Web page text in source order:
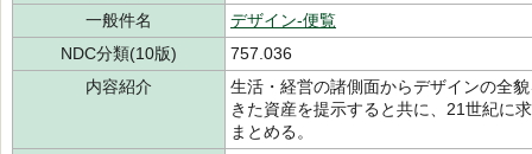
一般件名
デザイン-便覧
NDC分類(10版)
757.036
内容紹介
生活・経営の諸側面からデザインの全
きた資産を提示すると共に、21世紀に
まとめる。